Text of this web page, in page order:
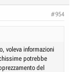
#954
voleva informazioni
potrebbe
del